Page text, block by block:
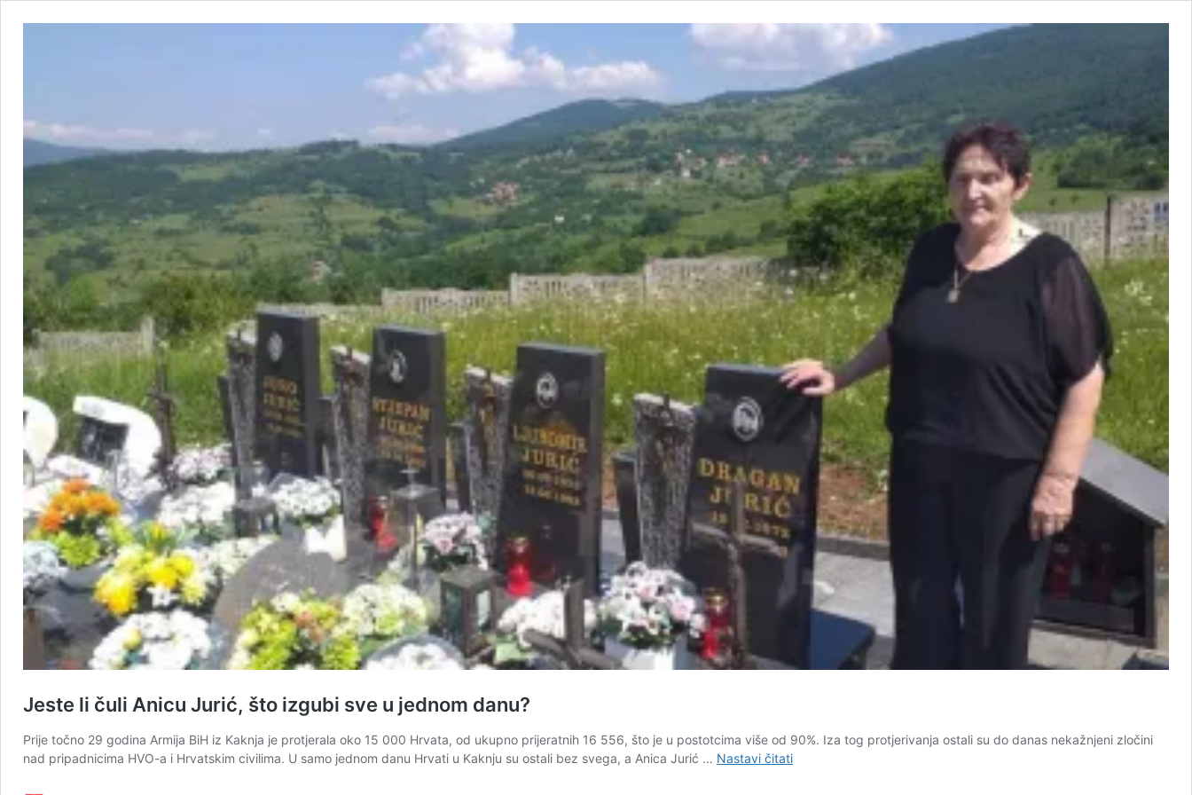
Jeste li čuli Anicu Jurić, što izgubi sve u jednom danu?
Prije točno 29 godina Armija BiH iz Kaknja je protjerala oko 15 000 Hrvata, od ukupno prijeratnih 16 556, što je u postotcima više od 90%. Iza tog protjerivanja ostali su do danas nekažnjeni zločini
nad pripadnicima HVO-a i Hrvatskim civilima. U samo jednom danu Hrvati u Kaknju su ostali bez svega, a Anica Jurić … Nastavi čitatiJeste